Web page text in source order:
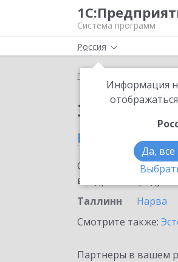
Система программ
Россия
Информация
Да,
Главная
Заказать
в Таллинне
Ознакомьтесь с
внедрение продукта.
Таллинн
Нарва
Смотрите также:
Партнеры в вашем